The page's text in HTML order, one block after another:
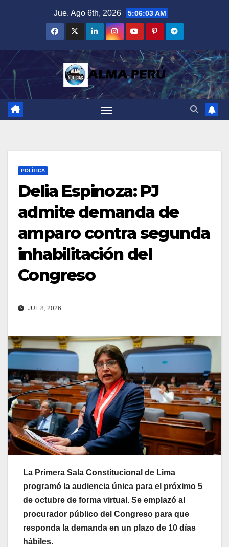
Jue. Ago 6th, 2026 5:06:04 AM
POLÍTICA
Delia Espinoza: PJ
admite demanda de
amparo contra segunda
inhabilitación del
Congreso
JUL 8, 2026
La Primera Sala Constitucional de Lima
programó la audiencia única para el próximo 5
de octubre de forma virtual. Se emplazó al
procurador público del Congreso para que
responda la demanda en un plazo de 10 días
hábiles.